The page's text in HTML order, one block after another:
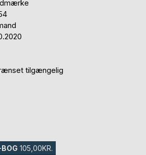
tilgængelig
BOG 105,00KR.